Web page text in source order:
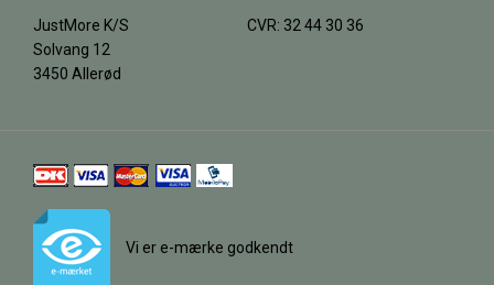
JustMore K/S
Solvang 12
3450 Allerød
CVR: 32 44 30 36
Vi er e-mærke godkendt